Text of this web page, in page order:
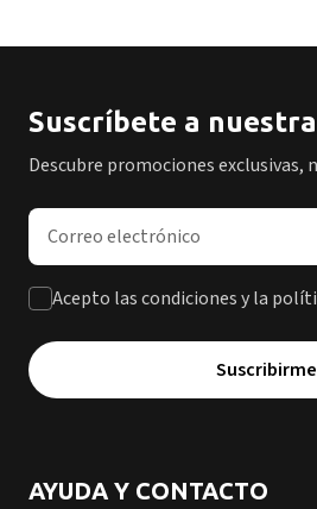
Suscríbete a
Descubre promociones exclusivas,
Dirección de correo electrónico
Acepto las condiciones y la
Suscribirme
AYUDA Y CONTACTO